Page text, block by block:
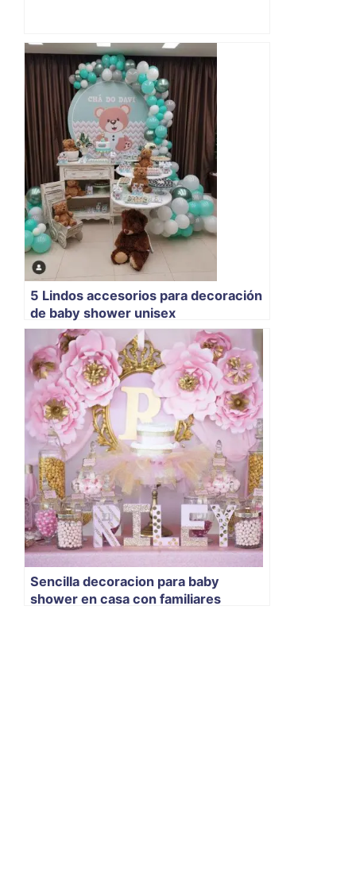
5 Lindos accesorios para decoración
de baby shower unisex
Sencilla decoracion para baby
shower en casa con familiares